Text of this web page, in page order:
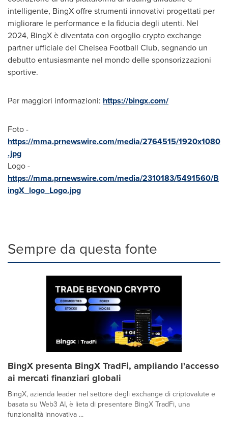
intelligente, BingX offre strumenti innovativi progettati per
migliorare le performance e la fiducia degli utenti. Nel
2024, BingX è diventata con orgoglio crypto exchange
partner ufficiale del Chelsea Football Club, segnando un
debutto entusiasmante nel mondo delle sponsorizzazioni
sportive.
Per maggiori informazioni: https://bingx.com/
Foto -
https://mma.prnewswire.com/media/2764515/1920x1080
.jpg
Logo -
https://mma.prnewswire.com/media/2310183/5491560/B
ingX_logo_Logo.jpg
Sempre da questa fonte
BingX presenta BingX TradFi, ampliando l'accesso
ai mercati finanziari globali
BingX, azienda leader nel settore degli exchange di criptovalute e
basata su Web3 AI, è lieta di presentare BingX TradFi, una
funzionalità innovativa ...